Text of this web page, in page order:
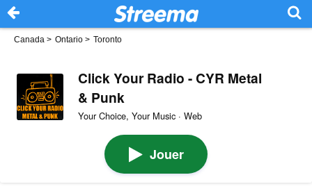
Canada > Ontario > Toronto
Click Your Radio - CYR Metal
& Punk
Your Choice, Your Music · Web
Jouer